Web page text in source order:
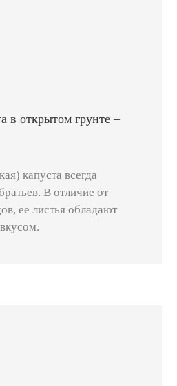
в открытом грунте –
капуста всегда
В отличие от
ее листья обладают